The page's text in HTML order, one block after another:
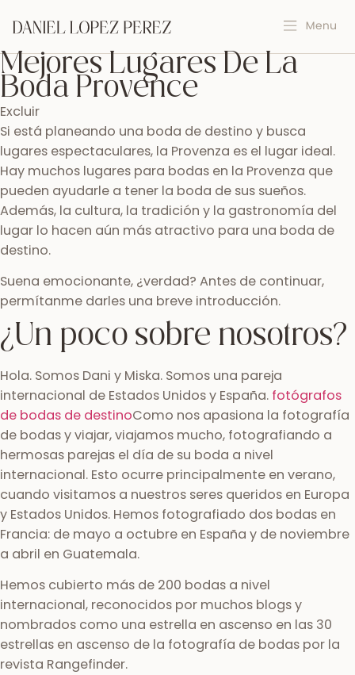
Mejores Lugares De La
Boda Provence
Excluir
Si está planeando una boda de destino y busca
lugares espectaculares, la Provenza es el lugar ideal.
Hay muchos lugares para bodas en la Provenza que
pueden ayudarle a tener la boda de sus sueños.
Además, la cultura, la tradición y la gastronomía del
lugar lo hacen aún más atractivo para una boda de
destino.
Suena emocionante, ¿verdad? Antes de continuar,
permítanme darles una breve introducción.
¿Un poco sobre nosotros?
Hola. Somos Dani y Miska. Somos una pareja
internacional de Estados Unidos y España. fotógrafos
de bodas de destinoComo nos apasiona la fotografía
de bodas y viajar, viajamos mucho, fotografiando a
hermosas parejas el día de su boda a nivel
internacional. Esto ocurre principalmente en verano,
cuando visitamos a nuestros seres queridos en Europa
y Estados Unidos. Hemos fotografiado dos bodas en
Francia: de mayo a octubre en España y de noviembre
a abril en Guatemala.
Hemos cubierto más de 200 bodas a nivel
internacional, reconocidos por muchos blogs y
nombrados como una estrella en ascenso en las 30
estrellas en ascenso de la fotografía de bodas por la
revista Rangefinder.